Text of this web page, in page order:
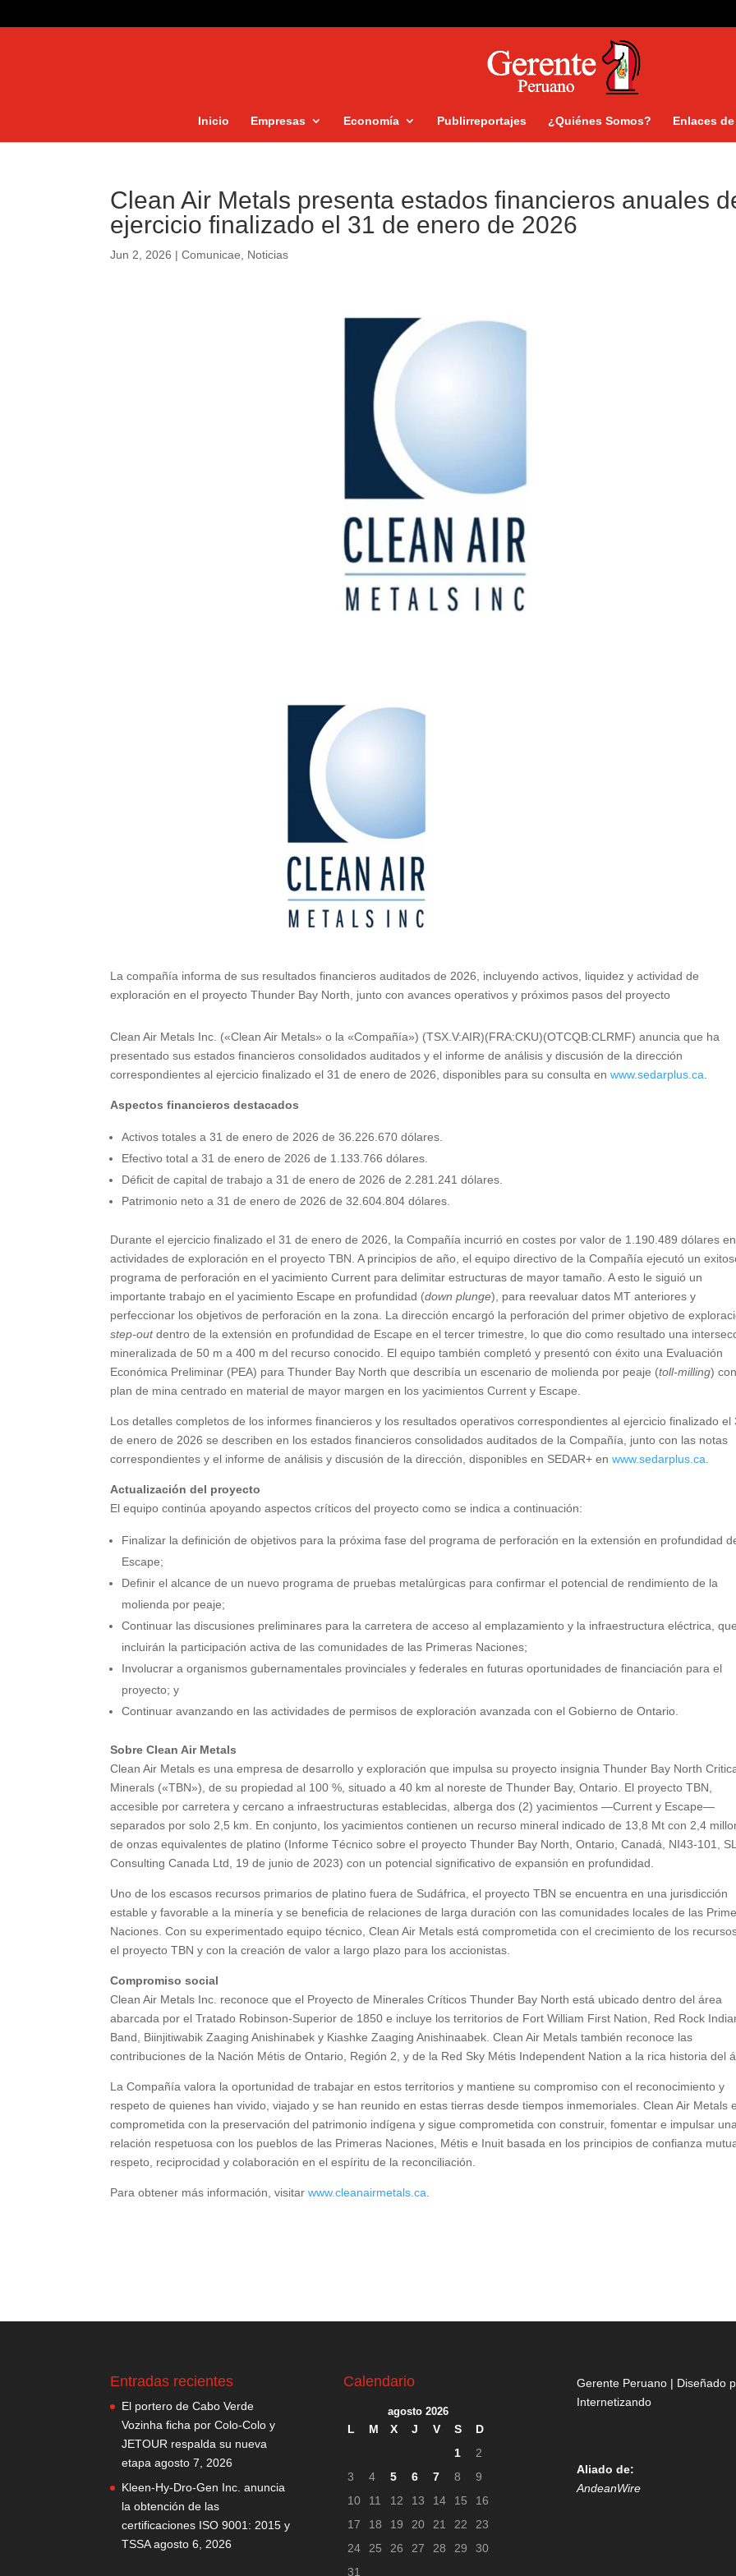
Inicio Empresas Economía Publirreportajes ¿Quiénes Somos? Enlaces
Clean Air Metals presenta estados financieros anuales
ejercicio finalizado el 31 de enero de 2026
Jun 2, 2026 |Comunicae Noticias
La compañía informa de sus resultados financieros auditados de 2026, incluyendo activos, liquidez y actividad de
exploración en el proyecto Thunder Bay North, junto con avances operativos y próximos pasos del proyecto
Clean Air Metals Inc. («Clean Air Metals» o la «Compañía») (TSX.V:AIR)(FRA:CKU)(OTCQB:CLRMF) anuncia que ha
presentado sus estados financieros consolidados auditados y el informe de análisis y discusión de la dirección
correspondientes al ejercicio finalizado el 31 de enero de 2026, disponibles para su consulta enwww.sedarplus.ca
Aspectos financieros destacados
Activos totales a 31 de enero de 2026 de 36.226.670 dólares.
Efectivo total a 31 de enero de 2026 de 1.133.766 dólares.
Déficit de capital de trabajo a 31 de enero de 2026 de 2.281.241 dólares.
Patrimonio neto a 31 de enero de 2026 de 32.604.804 dólares.
Durante el ejercicio finalizado el 31 de enero de 2026, la Compañía incurrió en costes por valor de 1.190.489 dólares en
actividades de exploración en el proyecto TBN. A principios de año, el equipo directivo de la Compañía ejecutó un
programa de perforación en el yacimiento Current para delimitar estructuras de mayor tamaño. A esto le siguió un
importante trabajo en el yacimiento Escape en profundidad (down plunge), para reevaluar datos MT anteriores y
perfeccionar los objetivos de perforación en la zona. La dirección encargó la perforación del primer objetivo de
step-outdentro de la extensión en profundidad de Escape en el tercer trimestre, lo que dio como resultado una
mineralizada de 50 m a 400 m del recurso conocido. El equipo también completó y presentó con éxito una Evaluación
Económica Preliminar (PEA) para Thunder Bay North que describía un escenario de molienda por peaje (toll-milling)
plan de mina centrado en material de mayor margen en los yacimientos Current y Escape.
Los detalles completos de los informes financieros y los resultados operativos correspondientes al ejercicio finalizado el
de enero de 2026 se describen en los estados financieros consolidados auditados de la Compañía, junto con las notas
correspondientes y el informe de análisis y discusión de la dirección, disponibles en SEDAR+ enwww.sedarplus.ca
Actualización del proyecto
El equipo continúa apoyando aspectos críticos del proyecto como se indica a continuación:
Finalizar la definición de objetivos para la próxima fase del programa de perforación en la extensión en profundidad
Escape;
Definir el alcance de un nuevo programa de pruebas metalúrgicas para confirmar el potencial de rendimiento de la
molienda por peaje;
Continuar las discusiones preliminares para la carretera de acceso al emplazamiento y la infraestructura eléctrica, que
incluirán la participación activa de las comunidades de las Primeras Naciones;
Involucrar a organismos gubernamentales provinciales y federales en futuras oportunidades de financiación para el
proyecto; y
Continuar avanzando en las actividades de permisos de exploración avanzada con el Gobierno de Ontario.
Sobre Clean Air Metals
Clean Air Metals es una empresa de desarrollo y exploración que impulsa su proyecto insignia Thunder Bay North
Minerals («TBN»), de su propiedad al 100 %, situado a 40 km al noreste de Thunder Bay, Ontario. El proyecto TBN,
accesible por carretera y cercano a infraestructuras establecidas, alberga dos (2) yacimientos —Current y Escape—
separados por solo 2,5 km. En conjunto, los yacimientos contienen un recurso mineral indicado de 13,8 Mt con 2,4
de onzas equivalentes de platino (Informe Técnico sobre el proyecto Thunder Bay North, Ontario, Canadá, NI43-101,
Consulting Canada Ltd, 19 de junio de 2023) con un potencial significativo de expansión en profundidad.
Uno de los escasos recursos primarios de platino fuera de Sudáfrica, el proyecto TBN se encuentra en una jurisdicción
estable y favorable a la minería y se beneficia de relaciones de larga duración con las comunidades locales de las
Naciones. Con su experimentado equipo técnico, Clean Air Metals está comprometida con el crecimiento de los
el proyecto TBN y con la creación de valor a largo plazo para los accionistas.
Compromiso social
Clean Air Metals Inc. reconoce que el Proyecto de Minerales Críticos Thunder Bay North está ubicado dentro del área
abarcada por el Tratado Robinson-Superior de 1850 e incluye los territorios de Fort William First Nation, Red Rock
Band, Biinjitiwabik Zaaging Anishinabek y Kiashke Zaaging Anishinaabek. Clean Air Metals también reconoce las
contribuciones de la Nación Métis de Ontario, Región 2, y de la Red Sky Métis Independent Nation a la rica historia del
La Compañía valora la oportunidad de trabajar en estos territorios y mantiene su compromiso con el reconocimiento y
respeto de quienes han vivido, viajado y se han reunido en estas tierras desde tiempos inmemoriales. Clean Air Metals
comprometida con la preservación del patrimonio indígena y sigue comprometida con construir, fomentar e impulsar una
relación respetuosa con los pueblos de las Primeras Naciones, Métis e Inuit basada en los principios de confianza
respeto, reciprocidad y colaboración en el espíritu de la reconciliación.
Para obtener más información, visitarwww.cleanairmetals.ca
Entradas recientes
El portero de Cabo Verde
Vozinha ficha por Colo-Colo y
JETOUR respalda su nueva
etapa agosto 7, 2026
Kleen-Hy-Dro-Gen Inc. anuncia
la obtención de las
certificaciones ISO 9001: 2015 y
TSSA agosto 6, 2026
Calendario
agosto 2026
L M X J V S
D
1
2
3
4 5 6 7 8
9
10
11 12 13 14 15
16
17
18 19 20 21 22
23
24
25 26 27 28 29
30
31
Gerente Peruano | Diseñado
Internetizando
Aliado de:
AndeanWire